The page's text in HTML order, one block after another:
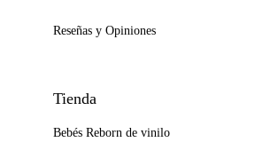
Tienda
Bebés Reborn de vinilo
Reseñas y Opiniones